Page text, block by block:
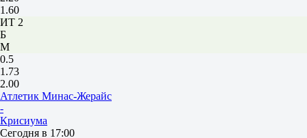
1.60
ИТ 2
Б
М
0.5
1.73
2.00
Атлетик Минас-Жерайс
-
Крисиума
Сегодня в 17:00